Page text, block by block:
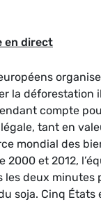
en direct
la déforestation
compte
tant en
mondial des
2000 et 2012,
deux minutes
soja. Cinq